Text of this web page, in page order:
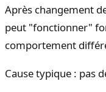
Après changement
peut "fonctionner"
comportement
Cause typique : pas